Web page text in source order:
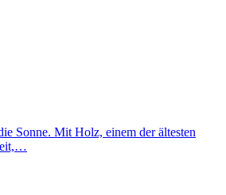
Sonne. Mit Holz, einem der ältesten